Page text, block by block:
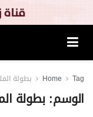
Home Tag بطولة
الوسم:بطولة